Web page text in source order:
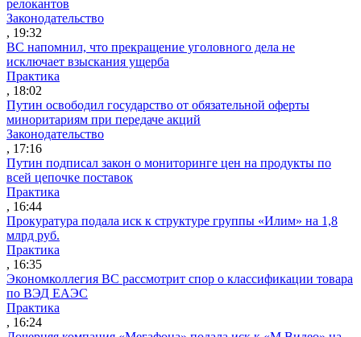
релокантов
Законодательство
, 19:32
ВС напомнил, что прекращение уголовного дела не
исключает взыскания ущерба
Практика
, 18:02
Путин освободил государство от обязательной оферты
миноритариям при передаче акций
Законодательство
, 17:16
Путин подписал закон о мониторинге цен на продукты по
всей цепочке поставок
Практика
, 16:44
Прокуратура подала иск к структуре группы «Илим» на 1,8
млрд руб.
Практика
, 16:35
Экономколлегия ВС рассмотрит спор о классификации товара
по ВЭД ЕАЭС
Практика
, 16:24